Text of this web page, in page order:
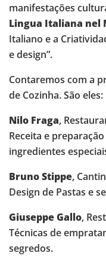
manifestações
Lingua Italiana nel
Italiano e a
e design”.
Contaremos com a
de Cozinha. São eles:
Nilo Fraga,
Receita e
ingredientes
Bruno Stippe,
Design de Pastas e
Giuseppe Gallo,
Técnicas de
segredos.